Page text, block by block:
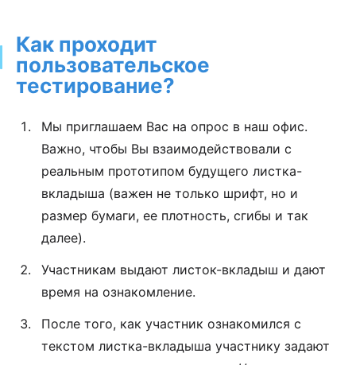
Как проходит
пользовательское
тестирование?
Мы приглашаем Вас на опрос в наш офис.
Важно, чтобы Вы взаимодействовали с
реальным прототипом будущего листка-
вкладыша (важен не только шрифт, но и
размер бумаги, ее плотность, сгибы и так
далее).
Участникам выдают листок-вкладыш и дают
время на ознакомление.
После того, как участник ознакомился с
текстом листка-вкладыша участнику задают